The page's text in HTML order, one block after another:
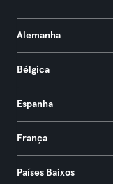
Alemanha
Bélgica
Espanha
França
Países Baixos